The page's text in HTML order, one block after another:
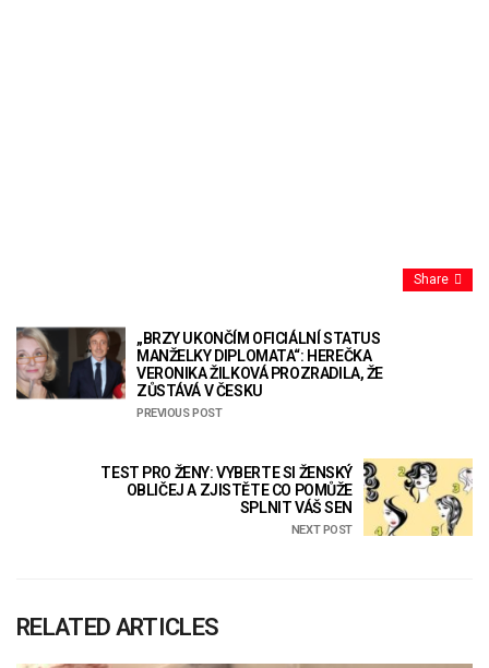
Share
„BRZY UKONČÍM OFICIÁLNÍ STATUS
MANŽELKY DIPLOMATA“: HEREČKA
VERONIKA ŽILKOVÁ PROZRADILA, ŽE
ZŮSTÁVÁ V ČESKU
PREVIOUS POST
TEST PRO ŽENY: VYBERTE SI ŽENSKÝ
OBLIČEJ A ZJISTĚTE CO POMŮŽE
SPLNIT VÁŠ SEN
NEXT POST
RELATED ARTICLES